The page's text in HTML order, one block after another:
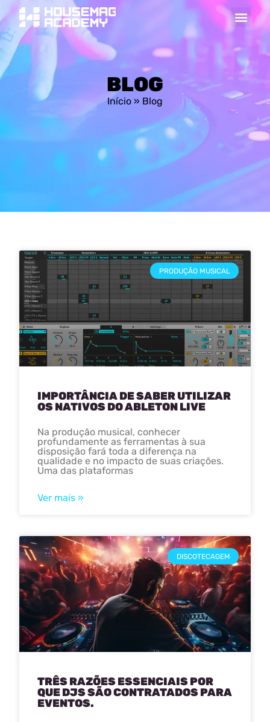
BLOG
Início » Blog
PRODUÇÃO MUSICAL
IMPORTÂNCIA DE SABER UTILIZAR
OS NATIVOS DO ABLETON LIVE
Na produção musical, conhecer
profundamente as ferramentas à sua
disposição fará toda a diferença na
qualidade e no impacto de suas criações.
Uma das plataformas
Ver mais »
DISCOTECAGEM
TRÊS RAZÕES ESSENCIAIS POR
QUE DJS SÃO CONTRATADOS PARA
EVENTOS.